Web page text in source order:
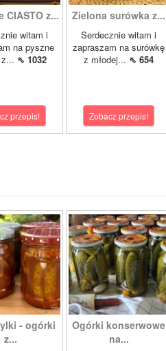
CIASTO z...
witam i
na pyszne
⇖ 1032
przepis!
Zielona surówka z...
Serdecznie witam i
zapraszam na surówkę
z młodej... ⇖ 654
Zobacz przepis!
- ogórki
z...
Ogórki konserwowe
na...